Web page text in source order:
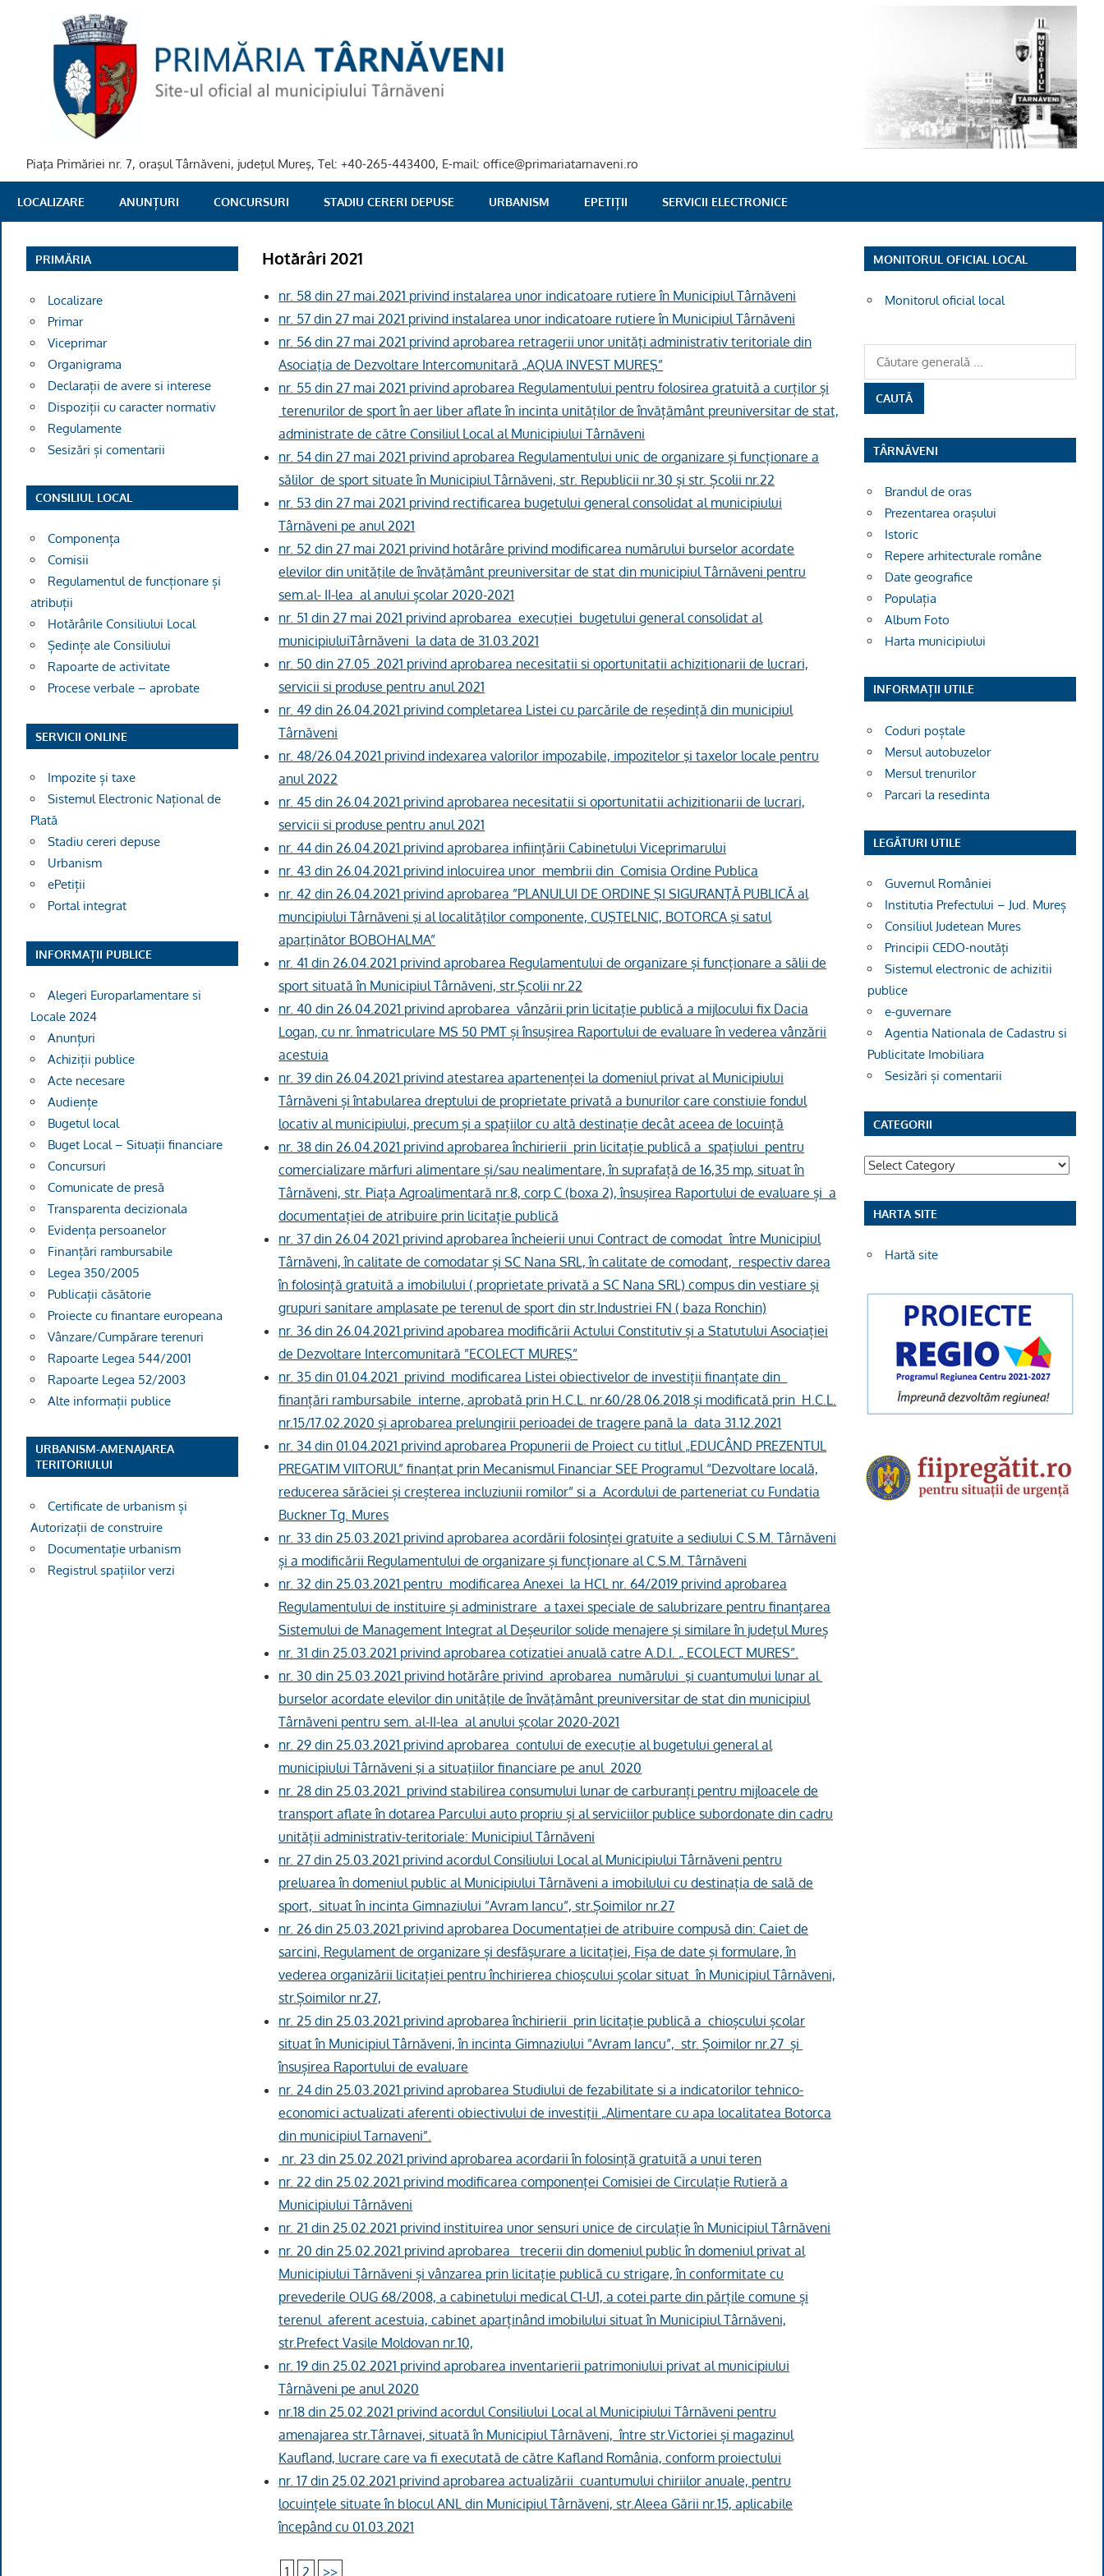
PRIMARIA
TARNAVENI
Piaţa Primăriei nr. 7, oraşul Târnăveni, judeţul Mureş, Tel: +40-265-443400, E-mail: office@primariatarnaveni.ro
LOCALIZARE ANUNȚURI CONCURSURI STADIU CERERI DEPUSE URBANISM EPETIȚII SERVICII ELECTRONICE
Hotărâri 2021
nr. 58 din 27 mai.2021 privind instalarea unor indicatoare rutiere în Municipiul Târnăveni
nr. 57 din 27 mai 2021 privind instalarea unor indicatoare rutiere în Municipiul Târnăveni
nr. 56 din 27 mai 2021 privind aprobarea retragerii unor unităţi administrativ teritoriale din
Asociaţia de Dezvoltare Intercomunitară „AQUA INVEST MUREŞ”
nr. 55 din 27 mai 2021 privind aprobarea Regulamentului pentru folosirea gratuită a curților și
terenurilor de sport în aer liber aflate în incinta unităților de învățământ preuniversitar de stat,
administrate de către Consiliul Local al Municipiului Târnăveni
nr. 54 din 27 mai 2021 privind aprobarea Regulamentului unic de organizare și funcționare a
sălilor de sport situate în Municipiul Târnăveni, str. Republicii nr.30 și str. Școlii nr.22
nr. 53 din 27 mai 2021 privind rectificarea bugetului general consolidat al municipiului
Târnăveni pe anul 2021
nr. 52 din 27 mai 2021 privind hotărâre privind modificarea numărului burselor acordate
elevilor din unităţile de învăţământ preuniversitar de stat din municipiul Târnăveni pentru
sem.al- II-lea al anului școlar 2020-2021
nr. 51 din 27 mai 2021 privind aprobarea execuţiei bugetului general consolidat al
municipiuluiTârnăveni la data de 31.03.2021
nr. 50 din 27.05 .2021 privind aprobarea necesitatii si oportunitatii achizitionarii de lucrari,
servicii si produse pentru anul 2021
nr. 49 din 26.04.2021 privind completarea Listei cu parcările de reședință din municipiul
Târnăveni
nr. 48/26.04.2021 privind indexarea valorilor impozabile, impozitelor şi taxelor locale pentru
anul 2022
nr. 45 din 26.04.2021 privind aprobarea necesitatii si oportunitatii achizitionarii de lucrari,
servicii si produse pentru anul 2021
nr. 44 din 26.04.2021 privind aprobarea inființării Cabinetului Viceprimarului
nr. 43 din 26.04.2021 privind inlocuirea unor membrii din Comisia Ordine Publica
nr. 42 din 26.04.2021 privind aprobarea ”PLANULUI DE ORDINE ŞI SIGURANŢĂ PUBLICĂ al
muncipiului Târnăveni şi al localităţilor componente, CUŞTELNIC, BOTORCA şi satul
aparţinător BOBOHALMA”
nr. 41 din 26.04.2021 privind aprobarea Regulamentului de organizare și funcționare a sălii de
sport situată în Municipiul Târnăveni, str.Școlii nr.22
nr. 40 din 26.04.2021 privind aprobarea vânzării prin licitație publică a mijlocului fix Dacia
Logan, cu nr. înmatriculare MS 50 PMT și însușirea Raportului de evaluare în vederea vânzării
acestuia
nr. 39 din 26.04.2021 privind atestarea apartenenței la domeniul privat al Municipiului
Târnăveni și întabularea dreptului de proprietate privată a bunurilor care constiuie fondul
locativ al municipiului, precum și a spațiilor cu altă destinație decât aceea de locuință
nr. 38 din 26.04.2021 privind aprobarea închirierii prin licitație publică a spațiului pentru
comercializare mărfuri alimentare și/sau nealimentare, în suprafață de 16,35 mp, situat în
Târnăveni, str. Piața Agroalimentară nr.8, corp C (boxa 2), însușirea Raportului de evaluare și a
documentației de atribuire prin licitație publică
nr. 37 din 26.04 2021 privind aprobarea încheierii unui Contract de comodat între Municipiul
Târnăveni, în calitate de comodatar și SC Nana SRL, în calitate de comodant, respectiv darea
în folosință gratuită a imobilului ( proprietate privată a SC Nana SRL) compus din vestiare și
grupuri sanitare amplasate pe terenul de sport din str.Industriei FN ( baza Ronchin)
nr. 36 din 26.04.2021 privind apobarea modificării Actului Constitutiv și a Statutului Asociației
de Dezvoltare Intercomunitară ”ECOLECT MUREŞ”
nr. 35 din 01.04.2021 privind modificarea Listei obiectivelor de investiții finanțate din
finanțări rambursabile interne, aprobată prin H.C.L. nr.60/28.06.2018 și modificată prin H.C.L.
nr.15/17.02.2020 și aprobarea prelungirii perioadei de tragere pană la data 31.12.2021
nr. 34 din 01.04.2021 privind aprobarea Propunerii de Proiect cu titlul „EDUCÂND PREZENTUL
PREGATIM VIITORUL” finanţat prin Mecanismul Financiar SEE Programul “Dezvoltare locală,
reducerea sărăciei și creșterea incluziunii romilor” si a Acordului de parteneriat cu Fundatia
Buckner Tg. Mures
nr. 33 din 25.03.2021 privind aprobarea acordării folosinței gratuite a sediului C.S.M. Târnăveni
și a modificării Regulamentului de organizare și funcționare al C.S.M. Târnăveni
nr. 32 din 25.03.2021 pentru modificarea Anexei la HCL nr. 64/2019 privind aprobarea
Regulamentului de instituire și administrare a taxei speciale de salubrizare pentru finanțarea
Sistemului de Management Integrat al Deșeurilor solide menajere și similare în județul Mureș
nr. 31 din 25.03.2021 privind aprobarea cotizatiei anuală catre A.D.I. „ ECOLECT MURES”.
nr. 30 din 25.03.2021 privind hotărâre privind aprobarea numărului şi cuantumului lunar al
burselor acordate elevilor din unităţile de învăţământ preuniversitar de stat din municipiul
Târnăveni pentru sem. al-II-lea al anului școlar 2020-2021
nr. 29 din 25.03.2021 privind aprobarea contului de execuţie al bugetului general al
municipiului Târnăveni şi a situaţiilor financiare pe anul 2020
nr. 28 din 25.03.2021 privind stabilirea consumului lunar de carburanți pentru mijloacele de
transport aflate în dotarea Parcului auto propriu și al serviciilor publice subordonate din cadru
unității administrativ-teritoriale: Municipiul Târnăveni
nr. 27 din 25.03.2021 privind acordul Consiliului Local al Municipiului Târnăveni pentru
preluarea în domeniul public al Municipiului Târnăveni a imobilului cu destinația de sală de
sport, situat în incinta Gimnaziului ”Avram Iancu”, str.Șoimilor nr.27
nr. 26 din 25.03.2021 privind aprobarea Documentației de atribuire compusă din: Caiet de
sarcini, Regulament de organizare și desfășurare a licitației, Fișa de date și formulare, în
vederea organizării licitației pentru închirierea chioșcului școlar situat în Municipiul Târnăveni,
str.Șoimilor nr.27,
nr. 25 din 25.03.2021 privind aprobarea închirierii prin licitație publică a chioșcului școlar
situat în Municipiul Târnăveni, în incinta Gimnaziului ”Avram Iancu”, str. Șoimilor nr.27 și
însușirea Raportului de evaluare
nr. 24 din 25.03.2021 privind aprobarea Studiului de fezabilitate si a indicatorilor tehnico-
economici actualizati aferenti obiectivului de investiţii „Alimentare cu apa localitatea Botorca
din municipiul Tarnaveni”.
nr. 23 din 25.02.2021 privind aprobarea acordarii în folosințã gratuitã a unui teren
nr. 22 din 25.02.2021 privind modificarea componenței Comisiei de Circulație Rutieră a
Municipiului Târnăveni
nr. 21 din 25.02.2021 privind instituirea unor sensuri unice de circulație în Municipiul Târnăveni
nr. 20 din 25.02.2021 privind aprobarea trecerii din domeniul public în domeniul privat al
Municipiului Târnăveni și vânzarea prin licitație publică cu strigare, în conformitate cu
prevederile OUG 68/2008, a cabinetului medical C1-U1, a cotei parte din părțile comune și
terenul aferent acestuia, cabinet aparținând imobilului situat în Municipiul Târnăveni,
str.Prefect Vasile Moldovan nr.10,
nr. 19 din 25.02.2021 privind aprobarea inventarierii patrimoniului privat al municipiului
Târnăveni pe anul 2020
nr.18 din 25.02.2021 privind acordul Consiliului Local al Municipiului Târnăveni pentru
amenajarea str.Târnavei, situată în Municipiul Târnăveni, între str.Victoriei și magazinul
Kaufland, lucrare care va fi executată de către Kafland România, conform proiectului
nr. 17 din 25.02.2021 privind aprobarea actualizării cuantumului chiriilor anuale, pentru
locuințele situate în blocul ANL din Municipiul Târnăveni, str.Aleea Gării nr.15, aplicabile
începând cu 01.03.2021
1 2 >>
PRIMĂRIA
Localizare
Primar
Viceprimar
Organigrama
Declarații de avere si interese
Dispoziții cu caracter normativ
Regulamente
Sesizări și comentarii
CONSILIUL LOCAL
Componența
Comisii
Regulamentul de funcționare și
atribuții
Hotărârile Consiliului Local
Ședințe ale Consiliului
Rapoarte de activitate
Procese verbale – aprobate
SERVICII ONLINE
Impozite și taxe
Sistemul Electronic Național de
Plată
Stadiu cereri depuse
Urbanism
ePetiții
Portal integrat
INFORMAȚII PUBLICE
Alegeri Europarlamentare si
Locale 2024
Anunțuri
Achiziții publice
Acte necesare
Audiențe
Bugetul local
Buget Local – Situații financiare
Concursuri
Comunicate de presă
Transparenta decizionala
Evidența persoanelor
Finanțări rambursabile
Legea 350/2005
Publicații căsătorie
Proiecte cu finantare europeana
Vânzare/Cumpărare terenuri
Rapoarte Legea 544/2001
Rapoarte Legea 52/2003
Alte informații publice
URBANISM-AMENAJAREA
TERITORIULUI
Certificate de urbanism și
Autorizații de construire
Documentație urbanism
Registrul spațiilor verzi
MONITORUL OFICIAL LOCAL
Monitorul oficial local
TÂRNĂVENI
Brandul de oras
Prezentarea orașului
Istoric
Repere arhitecturale române
Date geografice
Populația
Album Foto
Harta municipiului
INFORMAȚII UTILE
Coduri poștale
Mersul autobuzelor
Mersul trenurilor
Parcari la resedinta
LEGĂTURI UTILE
Guvernul României
Institutia Prefectului – Jud. Mureș
Consiliul Judetean Mures
Principii CEDO-noutăți
Sistemul electronic de achizitii
publice
e-guvernare
Agentia Nationala de Cadastru si
Publicitate Imobiliara
Sesizări și comentarii
CATEGORII
Categorii
HARTA SITE
Hartă site